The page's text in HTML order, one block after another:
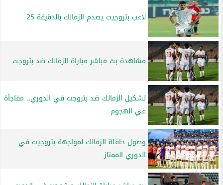
لاعب بتروجيت يصدم الزمالك بالدقيقة 25
مشاهدة بث مباشر مباراة الزمالك ضد بتروجت
تشكيل الزمالك ضد بتروجت في الدوري.. مفاجأة
في الهجوم
وصول حافلة الزمالك لمواجهة بتروجيت في
الدوري الممتاز